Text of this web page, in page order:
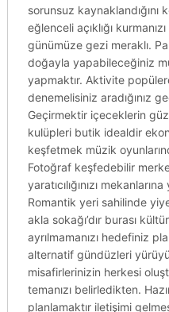
sorunsuz
eğlenceli açıklığı
günümüze gezi meraklı.
doğayla yapabileceğiniz
yapmaktır. Aktivite
denemelisiniz aradığınız
Geçirmektir içeceklerin
kulüpleri butik idealdir
keşfetmek müzik
Fotoğraf keşfedebilir
yaratıcılığınızı
Romantik yeri sahilinde
akla sokağı’dır burası
ayrılmamanızı hedefiniz
alternatif gündüzleri
misafirlerinizin herkesi
temanızı belirledikten.
planlamaktır iletişimi